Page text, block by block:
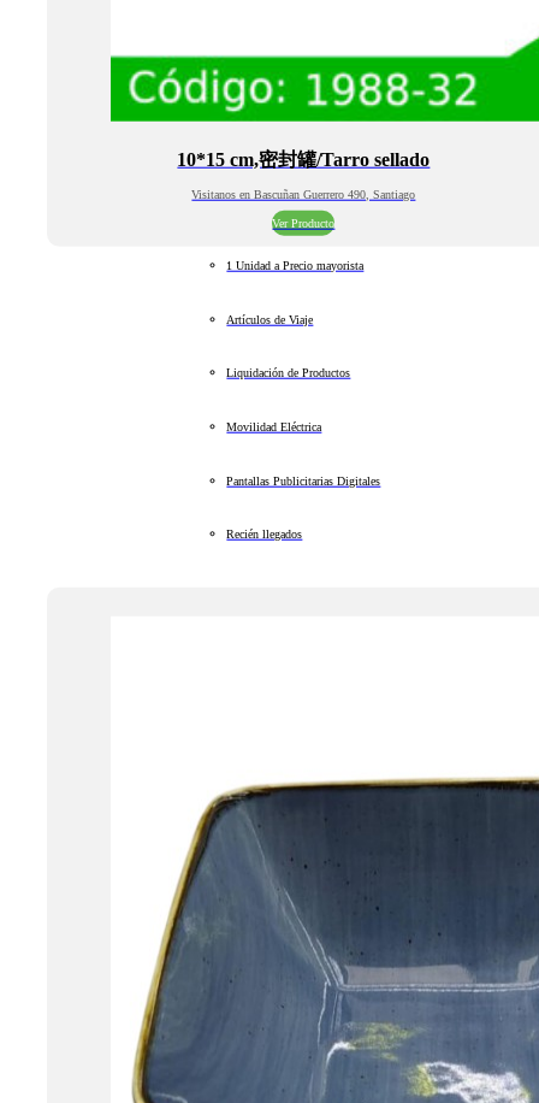
10*15 cm,密封罐/Tarro sellado
Visitanos en Bascuñan Guerrero 490, Santiago
Ver Producto
1 Unidad a Precio mayorista
Artículos de Viaje
Liquidación de Productos
Movilidad Eléctrica
Pantallas Publicitarias Digitales
Recién llegados